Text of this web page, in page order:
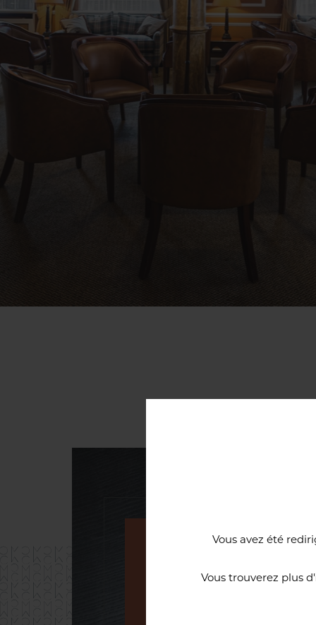
Vous avez été
Vous trouverez plus
Une cave à